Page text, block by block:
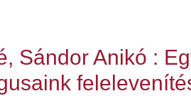
Sándor Anikó :